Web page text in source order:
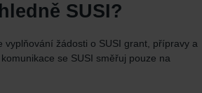
SUSI?
vyplňování žádosti o SUSI grant, přípravy a
se SUSI směřuj pouze na